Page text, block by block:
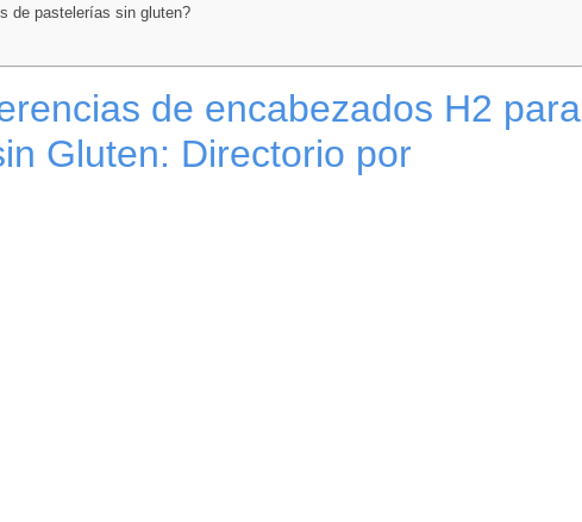
de pastelerías sin gluten?
de encabezados H2 para
Gluten: Directorio por